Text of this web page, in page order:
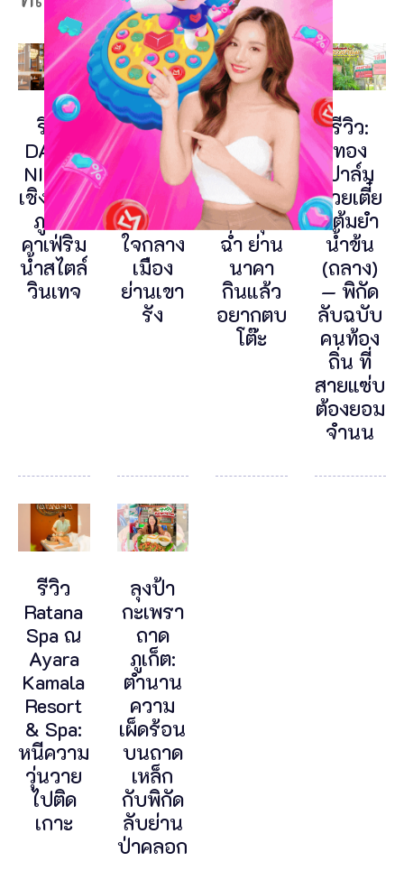
รีวิว
DAY &
NIGHT
เชิงทะเล
ภูเก็ต
คาเฟ่ริม
น้ำสไตล์
วินเทจ
ACHA
ภูเก็ต
ร้านชา
จีน
ดีไซน์เก๋
ใจกลาง
เมือง
ย่านเขา
รัง
ข้าวมัน
สิงคโปร์
ภูเก็ต
เนื้อนุ่ม
ฉ่ำ ย่าน
นาคา
กินแล้ว
อยากตบ
โต๊ะ
รีวิว:
ทอง
ปาล์ม
ก๋วยเตี๋ย
วต้มยำ
น้ำข้น
(ถลาง)
— พิกัด
ลับฉบับ
คนท้อง
ถิ่น ที่
สายแซ่บ
ต้องยอม
จำนน
รีวิว
Ratana
Spa ณ
Ayara
Kamala
Resort
& Spa:
หนีความ
วุ่นวาย
ไปติด
เกาะ
ลุงป้า
กะเพรา
ถาด
ภูเก็ต:
ตำนาน
ความ
เผ็ดร้อน
บนถาด
เหล็ก
กับพิกัด
ลับย่าน
ป่าคลอก